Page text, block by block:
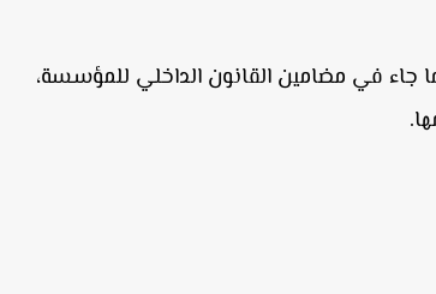
في مضامين القانون الداخلي للمؤسسة،